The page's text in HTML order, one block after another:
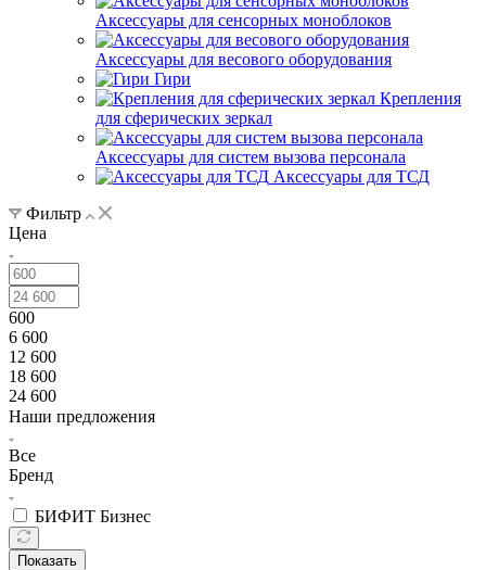
Аксессуары для сенсорных моноблоков
Аксессуары для весового оборудования
Гири
Крепления
для сферических зеркал
Аксессуары для систем вызова персонала
Аксессуары для ТСД
Фильтр
Цена
600
6 600
12 600
18 600
24 600
Наши предложения
Все
Бренд
БИФИТ Бизнес
Показать